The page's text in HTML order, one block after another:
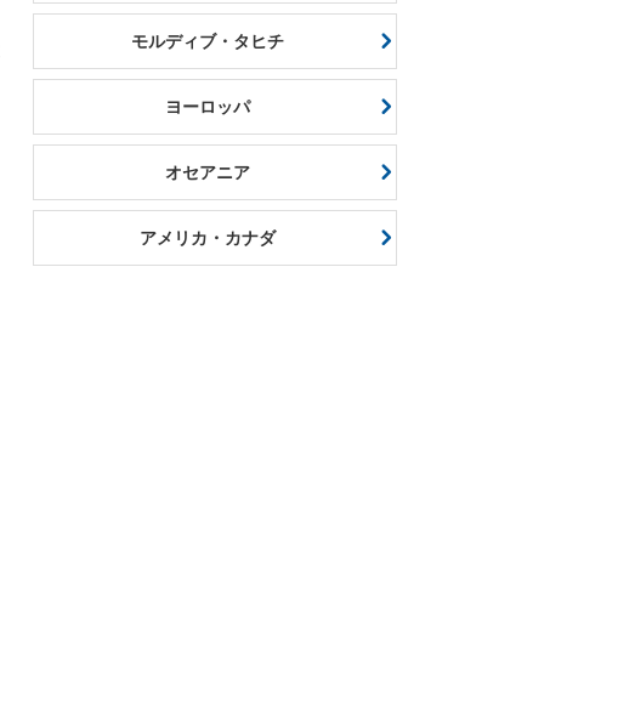
モルディブ・タヒチ
ヨーロッパ
オセアニア
アメリカ・カナダ